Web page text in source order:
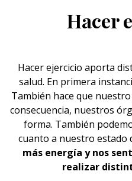
Hacer
Hacerejercicio aporta
salud. En primera
También hace que
consecuencia, nuestros
forma. También
cuanto a nuestro estado
más energía y nos
realizar